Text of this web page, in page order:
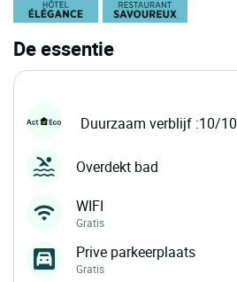
De essentie
Duurzaam verblijf :10/10
Overdekt bad
WIFI
Gratis
Prive parkeerplaats
Gratis